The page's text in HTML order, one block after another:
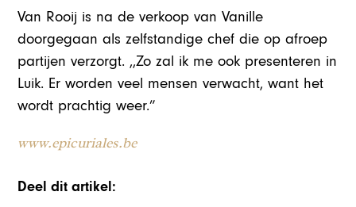
Van Rooij is na de verkoop van Vanille
doorgegaan als zelfstandige chef die op afroep
partijen verzorgt. ,,Zo zal ik me ook presenteren in
Luik. Er worden veel mensen verwacht, want het
wordt prachtig weer.”
www.epicuriales.be
Deel dit artikel: